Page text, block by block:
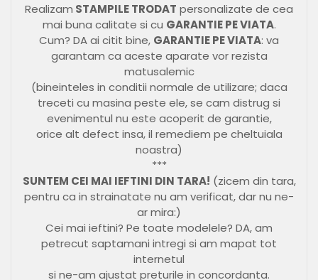
Realizam STAMPILE TRODAT personalizate de cea
mai buna calitate si cu GARANTIE PE VIATA.
Cum? DA ai citit bine, GARANTIE PE VIATA: va
garantam ca aceste aparate vor rezista
matusalemic
(bineinteles in conditii normale de utilizare; daca
treceti cu masina peste ele, se cam distrug si
evenimentul nu este acoperit de garantie,
orice alt defect insa, il remediem pe cheltuiala
noastra)
***
SUNTEM CEI MAI IEFTINI DIN TARA! (zicem din tara,
pentru ca in strainatate nu am verificat, dar nu ne-
ar mira:)
Cei mai ieftini? Pe toate modelele? DA, am
petrecut saptamani intregi si am mapat tot
internetul
si ne-am ajustat preturile in concordanta.